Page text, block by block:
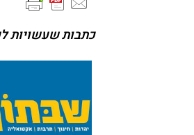
כתבות שעשויות